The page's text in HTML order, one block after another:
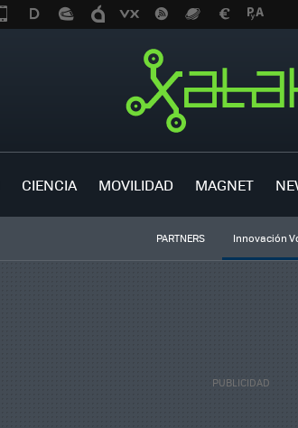
CIENCIA MOVILIDAD MAGNET
PARTNERS Innovación